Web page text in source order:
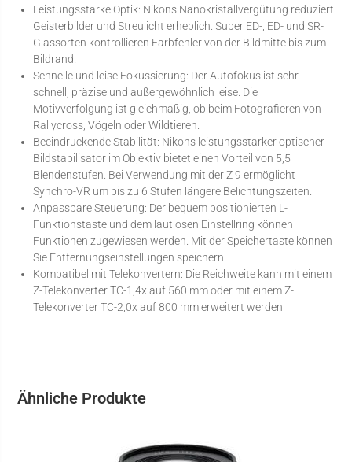
Leistungsstarke Optik: Nikons Nanokristallvergütung reduziert
Geisterbilder und Streulicht erheblich. Super ED-, ED- und SR-
Glassorten kontrollieren Farbfehler von der Bildmitte bis zum
Bildrand.
Schnelle und leise Fokussierung: Der Autofokus ist sehr
schnell, präzise und außergewöhnlich leise. Die
Motivverfolgung ist gleichmäßig, ob beim Fotografieren von
Rallycross, Vögeln oder Wildtieren.
Beeindruckende Stabilität: Nikons leistungsstarker optischer
Bildstabilisator im Objektiv bietet einen Vorteil von 5,5
Blendenstufen. Bei Verwendung mit der Z 9 ermöglicht
Synchro-VR um bis zu 6 Stufen längere Belichtungszeiten.
Anpassbare Steuerung: Der bequem positionierten L-
Funktionstaste und dem lautlosen Einstellring können
Funktionen zugewiesen werden. Mit der Speichertaste können
Sie Entfernungseinstellungen speichern.
Kompatibel mit Telekonvertern: Die Reichweite kann mit einem
Z-Telekonverter TC-1,4x auf 560 mm oder mit einem Z-
Telekonverter TC-2,0x auf 800 mm erweitert werden
Ähnliche Produkte